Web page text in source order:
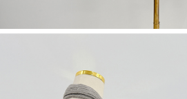
Mobile / Pemindahan bank / Pembayaran J街
perkhidmatan ini semasa transaksi, dan
tuntutan harga jual/beli ansuran kepada